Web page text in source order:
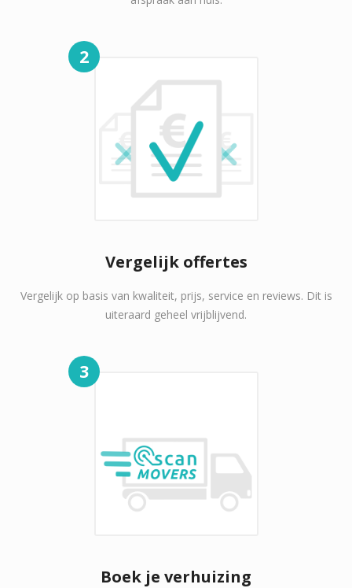
2
Vergelijk offertes
Vergelijk op basis van kwaliteit, prijs, service en reviews. Dit is
uiteraard geheel vrijblijvend.
3
Boek je verhuizing